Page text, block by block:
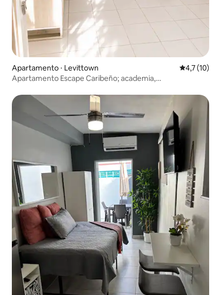
Apartamento ⋅ Levittown 4,7 de uma
4,7 (10)
Apartamento Escape Caribeño; academia,